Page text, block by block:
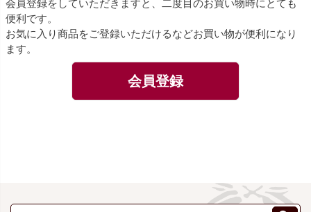
会員登録をしていただきますと、二度目のお買い物時にとても
便利です。
お気に入り商品をご登録いただけるなどお買い物が便利になり
ます。
会員登録